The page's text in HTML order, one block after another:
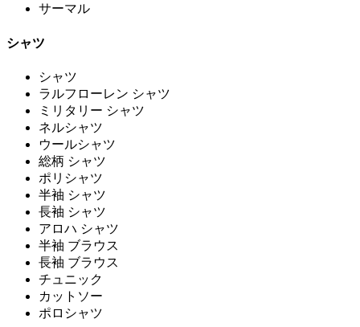
サーマル
シャツ
シャツ
ラルフローレン シャツ
ミリタリー シャツ
ネルシャツ
ウールシャツ
総柄 シャツ
ポリシャツ
半袖 シャツ
長袖 シャツ
アロハ シャツ
半袖 ブラウス
長袖 ブラウス
チュニック
カットソー
ポロシャツ